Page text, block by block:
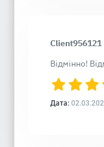
Client956121
Відмінно!
Дата: